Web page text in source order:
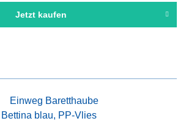
Jetzt kaufen